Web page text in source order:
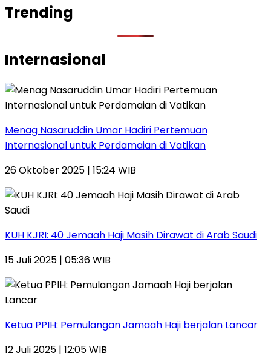
Trending
Internasional
Menag Nasaruddin Umar Hadiri Pertemuan
Internasional untuk Perdamaian di Vatikan
26 Oktober 2025 | 15:24 WIB
KUH KJRI: 40 Jemaah Haji Masih Dirawat di Arab Saudi
15 Juli 2025 | 05:36 WIB
Ketua PPIH: Pemulangan Jamaah Haji berjalan Lancar
12 Juli 2025 | 12:05 WIB